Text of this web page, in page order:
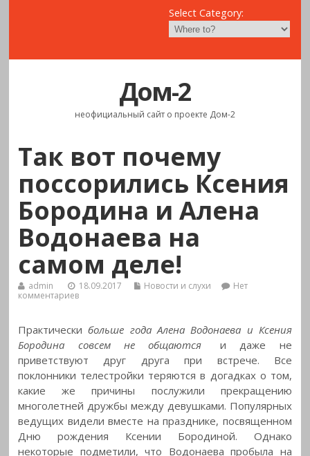
Select Category:
Дом-2
неофициальный сайт о проекте Дом-2
Так вот почему
поссорились Ксения
Бородина и Алена
Водонаева на
самом деле!
admin 18.09.2017 Новости и слухи
Нет
комментариев
Практическибольше года Алена Водонаева и Ксения
Бородина совсем не общаются
и даже не
приветствуют друг друга при встрече. Все
поклонники телестройки теряются в догадках о том,
какие же причины послужили прекращению
многолетней дружбы между девушками. Популярных
ведущих видели вместе на празднике, посвященном
Дню рождения Ксении Бородиной. Однако
некоторые подметили, что Водонаева пробыла на